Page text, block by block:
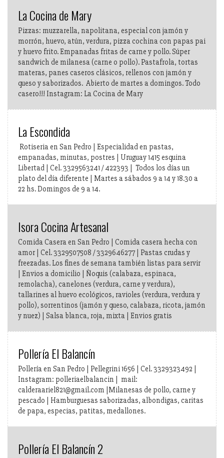
La Cocina de Mary
Pizzas: muzzarella, napolitana, especial con jamón y
morrón, huevo, atún, verdura, pizza cochina con papas pai
y huevo frito. Empanadas fritas de carne y pollo. Súper
sandwich de milanesa (carne o pollo). Pastafrola, tortas
materas, panes caseros clásicos, rellenos con jamón y
queso y saborizados. Abierto de martes a domingos. Todo
casero!!! Instagram: La Cocina de Mary
La Escondida
Rotiseria en San Pedro | Especialidad en pastas,
empanadas, minutas, postres | Uruguay 1415 esquina
Libertad | Cel. 3329563241 / 422393 | Todos los días un
plato del día diferente | Martes a sábados 9 a 14 y 18.30 a
22 hs. Domingos de 9 a 14.
Isora Cocina Artesanal
Comida Casera en San Pedro | Comida casera hecha con
amor | Cel. 3329507508 / 3329646277 | Pastas crudas y
freezadas. Los fines de semana también listas para servir
| Envios a domicilio | Ñoquis (calabaza, espinaca,
remolacha), canelones (verdura, carne y verdura),
tallarines al huevo ecológicos, ravioles (verdura, verdura y
pollo), sorrentinos (jamón y queso, calabaza, ricota, jamón
y nuez) | Salsa blanca, roja, mixta | Envios gratis
Pollería El Balancín
Pollería en San Pedro | Pellegrini 1656 | Cel. 3329323492 |
Instagram: polleriaelbalancin | mail:
calderaariel821@gmail.com |Milanesas de pollo, carne y
pescado | Hamburguesas saborizadas, albondigas, caritas
de papa, especias, patitas, medallones.
Pollería El Balancín 2